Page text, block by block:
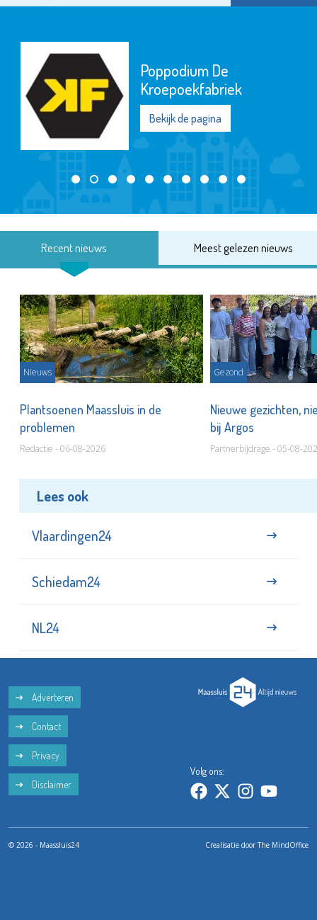
Poppodium De
Kroepoekfabriek
Bekijk de pagina
Recent nieuws Meest gelezen nieuws
Nieuws
Plantsoenen Maassluis in de
problemen
Redactie - 06-08-2026
Gezond
Nieuwe gezichten,
bij Argos
Partnerbijdrage - 05-08-
Lees ook
Vlaardingen24
Schiedam24
NL24
Adverteren
Contact
Privacy
Disclaimer
Volg ons:
© 2026 - Maassluis24 Crealisatie doorThe MindOffice